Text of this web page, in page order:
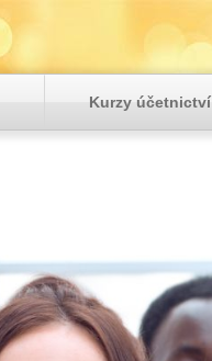
Kurzy účetnictví